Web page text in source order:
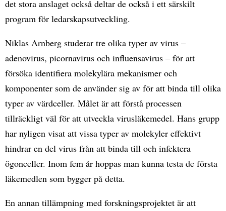
det stora anslaget också deltar de också i ett särskilt
program för ledarskapsutveckling.
Niklas Arnberg studerar tre olika typer av virus –
adenovirus, picornavirus och influensavirus – för att
försöka identifiera molekylära mekanismer och
komponenter som de använder sig av för att binda till olika
typer av värdceller. Målet är att förstå processen
tillräckligt väl för att utveckla virusläkemedel. Hans grupp
har nyligen visat att vissa typer av molekyler effektivt
hindrar en del virus från att binda till och infektera
ögonceller. Inom fem år hoppas man kunna testa de första
läkemedlen som bygger på detta.
En annan tillämpning med forskningsprojektet är att